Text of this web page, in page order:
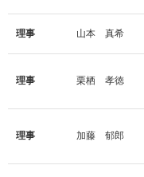
理事 山本 真希
理事 栗栖 孝徳
理事 加藤 郁郎